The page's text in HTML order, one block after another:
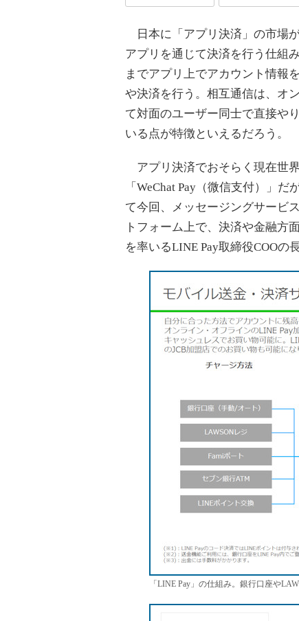
日本に「アプリ決済」の市場
アプリを通じて決済を行う仕組
までアプリ上でアカウント情報
や決済を行う。相互通信は、オ
て対面のユーザー同士で直接や
いる点が特徴といえるだろう。
アプリ決済でおそらく現在世
「WeChat Pay（微信支付）」だが
て今回、メッセージングサービ
トフォーム上で、決済や金融方
を率いるLINE Pay取締役COOの
「LINE Pay」の仕組み。銀行口座や